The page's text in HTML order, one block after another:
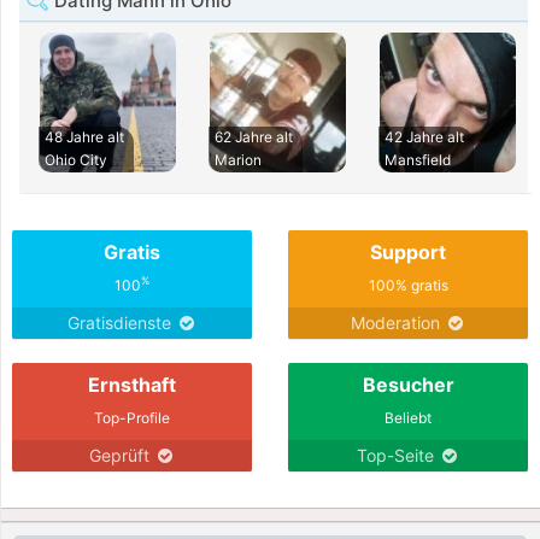
48 Jahre alt
Ohio City
62 Jahre alt
Marion
42 Jahre alt
Mansfield
Gratis
100%
Gratisdienste
Support
100% gratis
Moderation
Ernsthaft
Top-Profile
Geprüft
Besucher
Beliebt
Top-Seite